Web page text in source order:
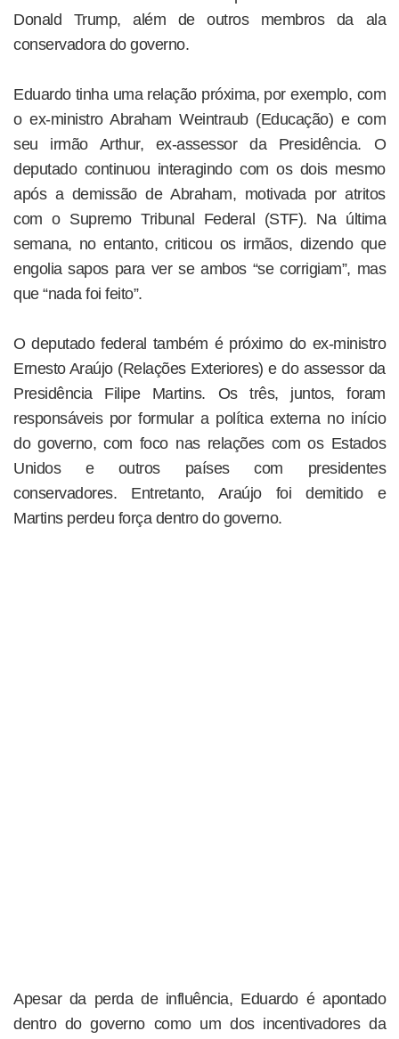
Donald Trump, além de outros membros da ala
conservadora do governo.
Eduardo tinha uma relação próxima, por exemplo, com
o ex-ministro Abraham Weintraub (Educação) e com
seu irmão Arthur, ex-assessor da Presidência. O
deputado continuou interagindo com os dois mesmo
após a demissão de Abraham, motivada por atritos
com o Supremo Tribunal Federal (STF). Na última
semana, no entanto, criticou os irmãos, dizendo que
engolia sapos para ver se ambos “se corrigiam”, mas
que “nada foi feito”.
O deputado federal também é próximo do ex-ministro
Ernesto Araújo (Relações Exteriores) e do assessor da
Presidência Filipe Martins. Os três, juntos, foram
responsáveis por formular a política externa no início
do governo, com foco nas relações com os Estados
Unidos e outros países com presidentes
conservadores. Entretanto, Araújo foi demitido e
Martins perdeu força dentro do governo.
Apesar da perda de influência, Eduardo é apontado
dentro do governo como um dos incentivadores da